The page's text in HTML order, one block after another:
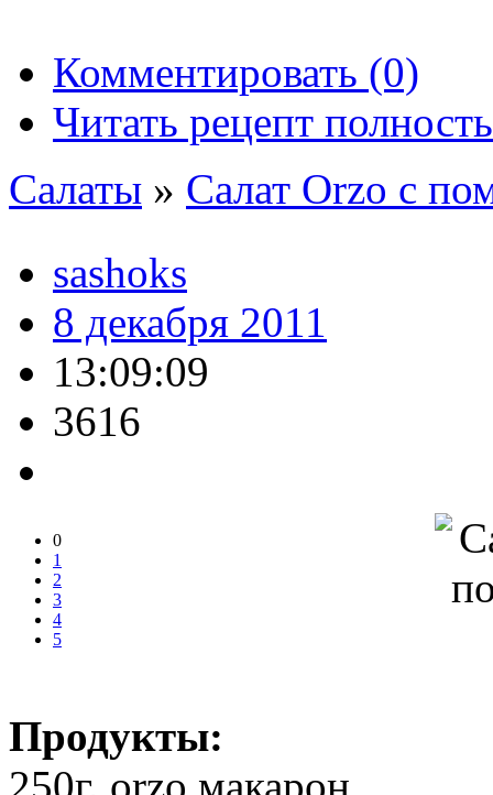
Комментировать (0)
Читать рецепт
Салаты » Салат Orzo с
sashoks
8 декабря 2011
13:09:09
3616
0
1
2
3
4
5
Продукты: